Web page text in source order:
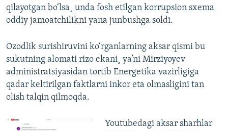
qilayotgan bo‘lsa¸ unda fosh etilgan korrupsion sxema
oddiy jamoatchilikni yana junbushga soldi.
Ozodlik surishiruvini ko‘rganlarning aksar qismi bu
sukutning alomati rizo ekani¸ ya’ni Mirziyoyev
administratsiyasidan tortib Energetika vazirligiga
qadar keltirilgan faktlarni inkor eta olmasligini tan
olish talqin qilmoqda.
Youtubedagi aksar sharhlar